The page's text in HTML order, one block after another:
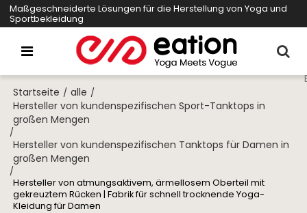
Maßgeschneiderte Lösungen für die Herstellung von Yoga und
Sportbekleidung
Startseite / alle /
Hersteller von kundenspezifischen Sport-Tanktops in
großen Mengen
/
Hersteller von kundenspezifischen Tanktops für Damen in
großen Mengen
/
Hersteller von atmungsaktivem, ärmellosem Oberteil mit
gekreuztem Rücken | Fabrik für schnell trocknende Yoga-
Kleidung für Damen